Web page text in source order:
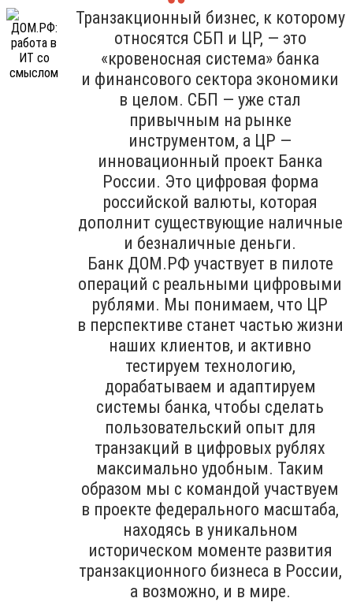
Транзакционный бизнес, к которому
относятся СБП и ЦР, — это
«кровеносная система» банка
и финансового сектора экономики
в целом. СБП — уже стал
привычным на рынке
инструментом, а ЦР —
инновационный проект Банка
России. Это цифровая форма
российской валюты, которая
дополнит существующие наличные
и безналичные деньги.
Банк ДОМ.РФ участвует в пилоте
операций с реальными цифровыми
рублями. Мы понимаем, что ЦР
в перспективе станет частью жизни
наших клиентов, и активно
тестируем технологию,
дорабатываем и адаптируем
системы банка, чтобы сделать
пользовательский опыт для
транзакций в цифровых рублях
максимально удобным. Таким
образом мы с командой участвуем
в проекте федерального масштаба,
находясь в уникальном
историческом моменте развития
транзакционного бизнеса в России,
а возможно, и в мире.